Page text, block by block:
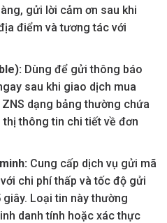
gửi lời cảm ơn sau khi
điểm và tương tác với
Dùng để gửi thông báo
sau khi giao dịch mua
dạng bảng thường chứa
thông tin chi tiết về đơn
Cung cấp dịch vụ gửi mã
chi phí thấp và tốc độ gửi
Loại tin này thường
danh tính hoặc xác thực